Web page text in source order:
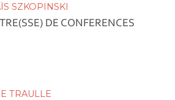
SZKOPINSKI
DE CONFERENCES
TRAULLE